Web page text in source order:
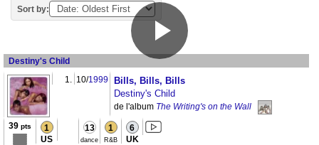
Sort by:
Destiny's Child
1. 10/1999
Bills, Bills, Bills
Destiny's Child
de l'album The Writing's on the Wall
39 pts 1
US
13
dance
1
R&B
6
UK